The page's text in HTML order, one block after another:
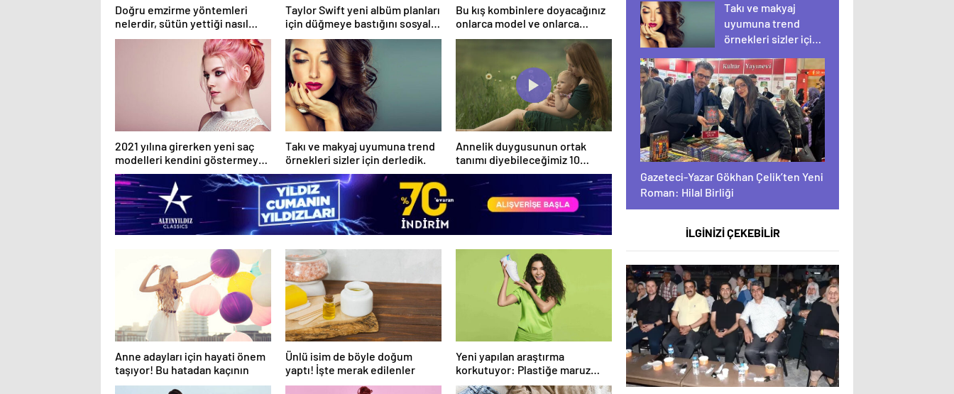
Doğru emzirme yöntemleri
nelerdir, sütün yettiği nasıl
anlaşılır?
Taylor Swift yeni albüm planları
için düğmeye bastığını sosyal
medyadan duyurdu!
Bu kış kombinlere doyacağınız
onlarca model ve onlarca
detay.
2021 yılına girerken yeni saç
modelleri kendini göstermeye
başladı.
Takı ve makyaj uyumuna trend
örnekleri sizler için derledik.
Annelik duygusunun ortak
tanımı diyebileceğimiz 10
başlık.
Anne adayları için hayati önem
taşıyor! Bu hatadan kaçının
Ünlü isim de böyle doğum
yaptı! İşte merak edilenler
Yeni yapılan araştırma
korkutuyor: Plastiğe maruz
kalıyorlar
Takı ve makyaj
uyumuna trend
örnekleri sizler için
Gazeteci-Yazar Gökhan Çelik’ten Yeni
Roman: Hilal Birliği
İLGİNİZİ ÇEKEBİLİR